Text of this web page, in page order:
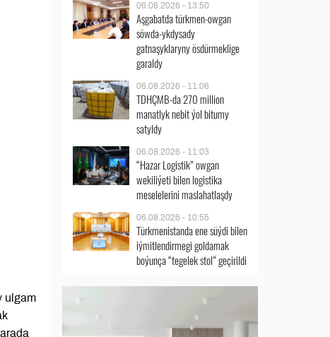
ulgam
06.08.2026 - 13:50
Aşgabatda türkmen-owgan
söwda-ykdysady
gatnaşyklaryny ösdürmeklige
garaldy
06.08.2026 - 11:06
TDHÇMB-da 270 million
manatlyk nebit ýol bitumy
satyldy
06.08.2026 - 11:03
“Hazar Logistik” owgan
wekiliýeti bilen logistika
meselelerini maslahatlaşdy
06.08.2026 - 10:55
Türkmenistanda ene süýdi bilen
iýmitlendirmegi goldamak
boýunça “tegelek stol” geçirildi